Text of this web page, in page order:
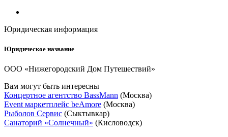
Юридическая информация
Юридическое название
ООО «Нижегородский Дом Путешествий»
Вам могут быть интересны
Концертное агентство BassMann (Москва)
Event маркетплейс beAmore (Москва)
Рыболов Сервис (Сыктывкар)
Санаторий «Солнечный» (Кисловодск)